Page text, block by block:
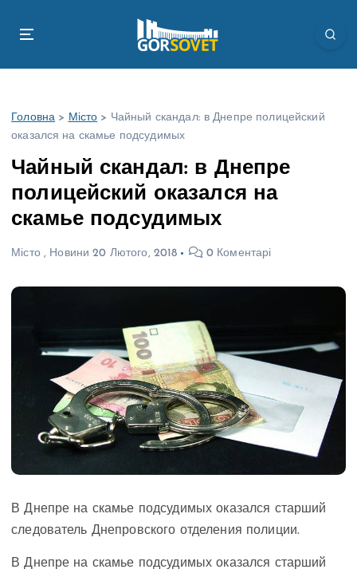
Головна > Місто > Чайный скандал: в Днепре полицейский
оказался на скамье подсудимых
Чайный скандал: в Днепре
полицейский оказался на
скамье подсудимых
Місто, Новини 20 Лютого, 2018 0 Коментарі
В Днепре на скамье подсудимых оказался старший
следователь Днепровского отделения полиции.
В Днепре на скамье подсудимых оказался старший